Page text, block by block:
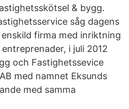
& bygg.
såg dagens
enskild firma med inriktning
i juli 2012
och Fastighetssevice
med namnet Eksunds
med samma